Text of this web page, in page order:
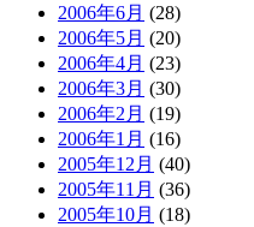
2006年6月 (28)
2006年5月 (20)
2006年4月 (23)
2006年3月 (30)
2006年2月 (19)
2006年1月 (16)
2005年12月 (40)
2005年11月 (36)
2005年10月 (18)